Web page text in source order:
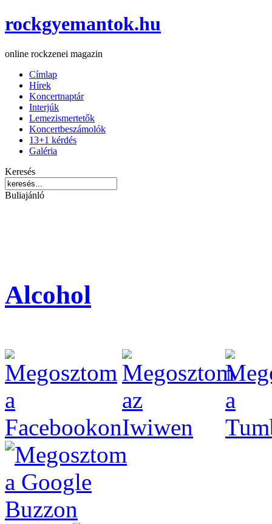
rockgyemantok.hu
online rockzenei magazin
Címlap
Hírek
Koncertnaptár
Interjúk
Lemezismertetők
Koncertbeszámolók
13+1 kérdés
Galéria
Keresés
Buliajánló
Alcohol